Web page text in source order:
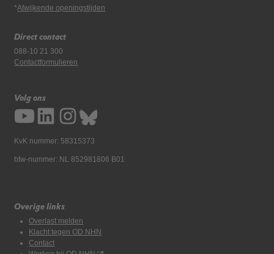
*Afwijkende openingstijden
Direct contact
088-10 21 300
Contactformulieren
Volg ons
KvK nummer: 58315373
btw-nummer: NL 852981806 B01
Overige links
Overlast melden
Klacht tegen OD NHN
Contact